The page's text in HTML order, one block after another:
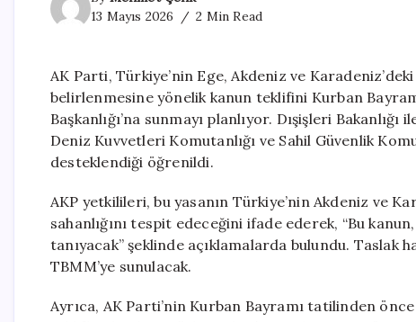
13 Mayıs 2026
2 Min Read
AK Parti, Türkiye’nin Ege, Akdeniz ve
belirlenmesine yönelik kanun teklifini Kurban
Başkanlığı’na sunmayı planlıyor. Dışişleri
Deniz Kuvvetleri Komutanlığı ve Sahil Güvenlik
desteklendiği öğrenildi.
AKP yetkilileri, bu yasanın Türkiye’nin Akdeniz ve
sahanlığını tespit edeceğini ifade ederek, “Bu
tanıyacak” şeklinde açıklamalarda bulundu. Taslak
TBMM’ye sunulacak.
Ayrıca, AK Parti’nin Kurban Bayramı tatilinden